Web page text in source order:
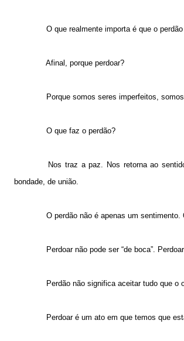
O que realmente importa é que o
Afinal, porque perdoar?
Porque somos seres imperfeitos,
O que faz o perdão?
Nos traz a paz. Nos retorna ao
bondade, de união.
O perdão não é apenas um
Perdoar não pode ser “de boca”.
Perdão não significa aceitar tudo que o
Perdoar é um ato em que temos que